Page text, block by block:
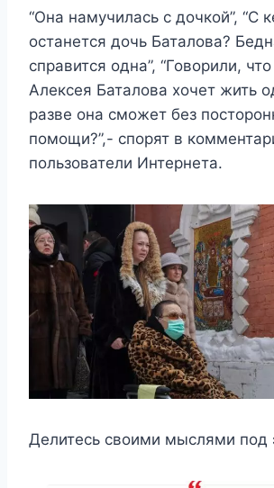
“Она намучилась с дочкой”, “С
останется дочь Баталова?
справится одна”, “Говорили,
Алексея Баталова хочет жить
разве она сможет без
помощи?”,- спорят в
пользователи Интернета.
Делитесь своими мыслями под